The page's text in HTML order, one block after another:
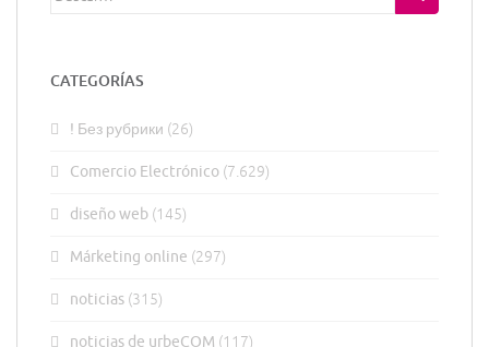
CATEGORÍAS
! Без рубрики (26)
Comercio Electrónico (7.629)
diseño web (145)
Márketing online (297)
noticias (315)
noticias de urbeCOM (117)